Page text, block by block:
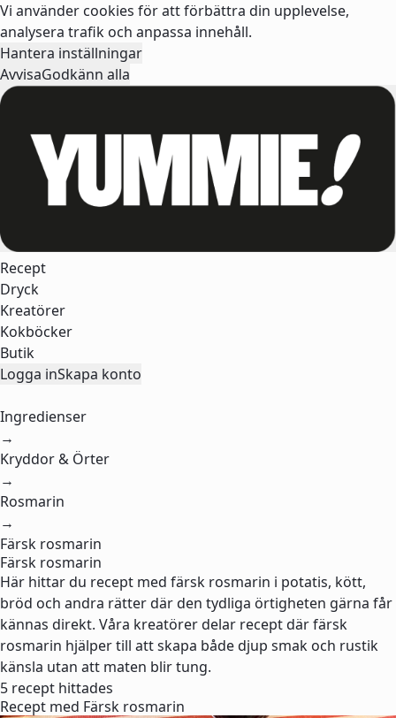
Vi använder cookies för att förbättra din upplevelse,
analysera trafik och anpassa innehåll.
Hantera inställningar
AvvisaGodkänn alla
Recept
Dryck
Kreatörer
Kokböcker
Butik
Logga inSkapa konto
Ingredienser
→
Kryddor & Örter
→
Rosmarin
→
Färsk rosmarin
Färsk rosmarin
Här hittar du recept med färsk rosmarin i potatis, kött,
bröd och andra rätter där den tydliga örtigheten gärna får
kännas direkt. Våra kreatörer delar recept där färsk
rosmarin hjälper till att skapa både djup smak och rustik
känsla utan att maten blir tung.
5 recept hittades
Recept med Färsk rosmarin